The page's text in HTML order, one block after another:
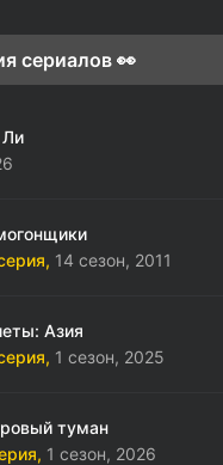
сериалов 👀
14 сезон, 2011
Азия
1 сезон, 2025
туман
1 сезон, 2026